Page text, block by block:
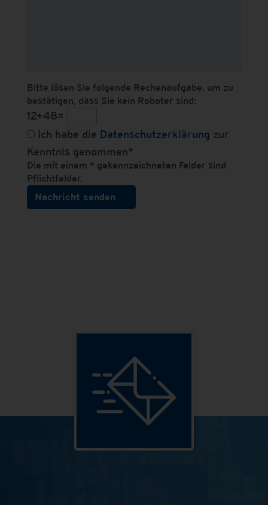
Bitte lösen Sie folgende Rechenaufgabe, um zu
bestätigen, dass Sie kein Roboter sind:
12+48=
Ich habe die Datenschutzerklärung zur
Kenntnis genommen*
Die mit einem * gekennzeichneten Felder sind
Pflichtfelder.